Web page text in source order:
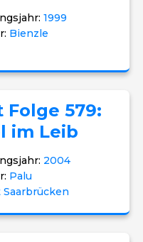
1999
Bienzle
Folge 579:
im Leib
2004
Palu
Saarbrücken